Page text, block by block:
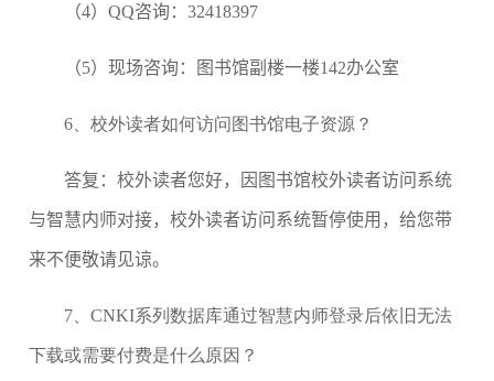
（4）QQ咨询：32418397
（5）现场咨询：图书馆副楼一楼142办公室
6、 校外读者如何访问图书馆电子资源？
答复：校外读者您好，因图书馆校外读者访问系统
与智慧内师对接，校外读者访问系统暂停使用，给您带
来不便敬请见谅。
7、 CNKI系列数据库通过智慧内师登录后依旧无法
下载或需要付费是什么原因？